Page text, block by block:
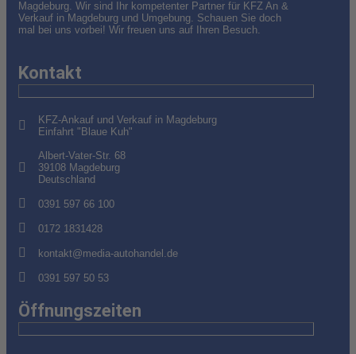
Magdeburg. Wir sind Ihr kompetenter Partner für KFZ An &
Verkauf in Magdeburg und Umgebung. Schauen Sie doch
mal bei uns vorbei! Wir freuen uns auf Ihren Besuch.
Kontakt
KFZ-Ankauf und Verkauf in Magdeburg
Einfahrt "Blaue Kuh"
Albert-Vater-Str. 68
39108 Magdeburg
Deutschland
0391 597 66 100
0172 1831428
kontakt@media-autohandel.de
0391 597 50 53
Öffnungszeiten